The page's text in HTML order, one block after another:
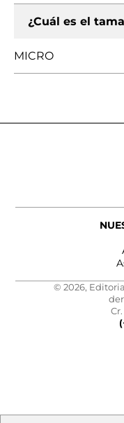
¿Cuál es el
MICRO
© 2026,